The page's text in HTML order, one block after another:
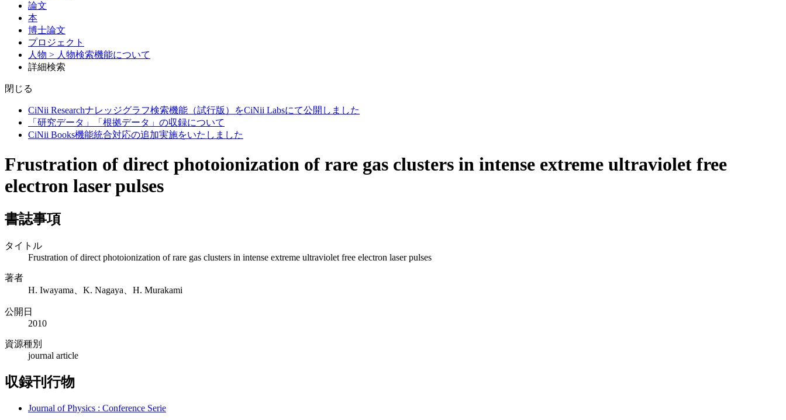
論文
本
博士論文
プロジェクト
人物 > 人物検索機能について
詳細検索
閉じる
CiNii Researchナレッジグラフ検索機能（試行版）をCiNii Labsにて公開しました
「研究データ」「根拠データ」の収録について
CiNii Books機能統合対応の追加実施をいたしました
Frustration of direct photoionization of rare gas clusters in intense extreme ultraviolet free
electron laser pulses
書誌事項
タイトル
Frustration of direct photoionization of rare gas clusters in intense extreme ultraviolet free electron laser pulses
著者
H. Iwayama、K. Nagaya、H. Murakami
公開日
2010
資源種別
journal article
収録刊行物
Journal of Physics : Conference Serie